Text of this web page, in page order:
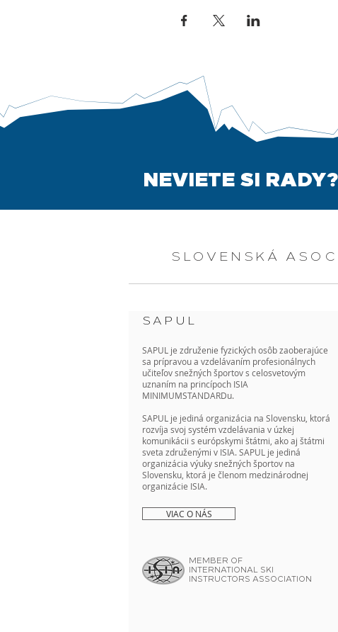
NEVIETE SI RADY?
SLOVENSKÁ
SAPUL
SAPUL je združenie fyzických osôb zaoberajúce
sa prípravou a vzdelávaním profesionálnych
učiteľov snežných športov s celosvetovým
uznaním na princípoch ISIA
MINIMUMSTANDARDu.
SAPUL je jediná organizácia na Slovensku, ktorá
rozvíja svoj systém vzdelávania v úzkej
komunikácii s európskymi štátmi, ako aj štátmi
sveta združenými v ISIA. SAPUL je jediná
organizácia výuky snežných športov na
Slovensku, ktorá je členom medzinárodnej
organizácie ISIA.
VIAC O NÁS
MEMBER OF
INTERNATIONAL SKI
INSTRUCTORS ASSOCIATION